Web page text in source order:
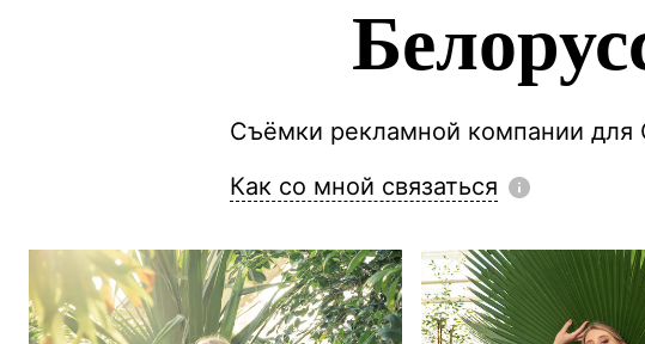
Съёмки рекламной компании
Как со мной связаться